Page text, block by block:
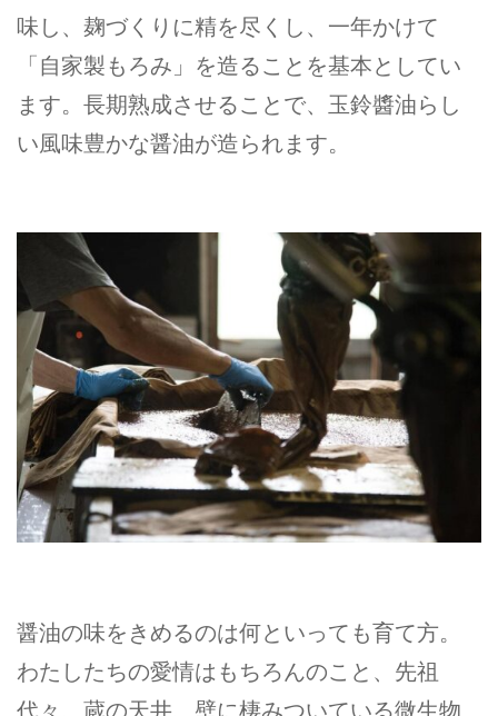
味し、麹づくりに精を尽くし、一年かけて
「自家製もろみ」を造ることを基本としてい
ます。長期熟成させることで、玉鈴醬油らし
い風味豊かな醤油が造られます。
醤油の味をきめるのは何といっても育て方。
わたしたちの愛情はもちろんのこと、先祖
代々、蔵の天井、壁に棲みついている微生物